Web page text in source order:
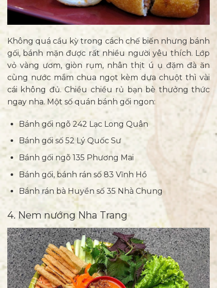
Không quá cầu kỳ trong cách chế biến nhưng bánh
gối, bánh mặn được rất nhiều người yêu thích. Lớp
vỏ vàng ươm, giòn rụm, nhân thịt ú ụ đặm đà ăn
cùng nước mắm chua ngọt kèm dưa chuột thì vài
cái không đủ. Chiều chiều rủ bạn bè thưởng thức
ngay nha. Một số quán bánh gối ngon:
Bánh gối ngõ 242 Lạc Long Quân
Bánh gối số 52 Lý Quốc Sư
Bánh gối ngõ 135 Phương Mai
Bánh gối, bánh rán số 83 Vĩnh Hồ
Bánh rán bà Huyền số 35 Nhà Chung
4. Nem nướng Nha Trang